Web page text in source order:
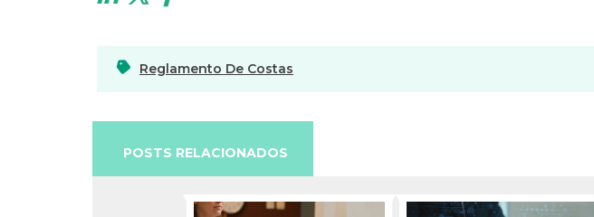
Reglamento De Costas
POSTS RELACIONADOS